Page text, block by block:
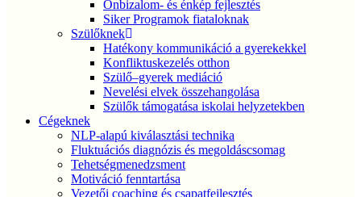
Önbizalom- és énkép fejlesztés
Siker Programok fiataloknak
Szülőknek
Hatékony kommunikáció a gyerekekkel
Konfliktuskezelés otthon
Szülő–gyerek mediáció
Nevelési elvek összehangolása
Szülők támogatása iskolai helyzetekben
Cégeknek
NLP-alapú kiválasztási technika
Fluktuációs diagnózis és megoldáscsomag
Tehetségmenedzsment
Motiváció fenntartása
Vezetői coaching és csapatfejlesztés